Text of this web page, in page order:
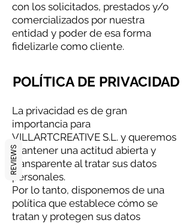
con los solicitados, prestados y/o
comercializados por nuestra
entidad y poder de esa forma
fidelizarle como cliente.
POLÍTICA DE PRIVACIDAD
La privacidad es de gran
importancia para
VILLARTCREATIVE S.L. y queremos
mantener una actitud abierta y
transparente al tratar sus datos
personales.
Por lo tanto, disponemos de una
política que establece cómo se
tratan y protegen sus datos
REVIEWS